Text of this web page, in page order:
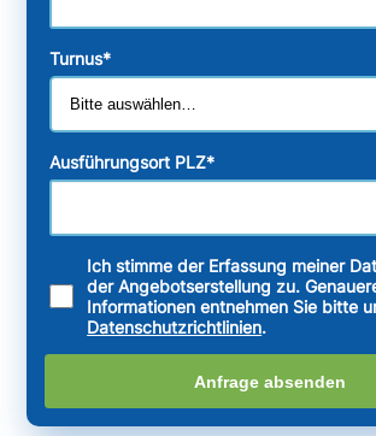
Turnus*
Ausführungsort PLZ*
Ich stimme der Erfassung meiner
der Angebotserstellung zu.
Informationen entnehmen Sie bitte
Datenschutzrichtlinien.
Anfrage absenden